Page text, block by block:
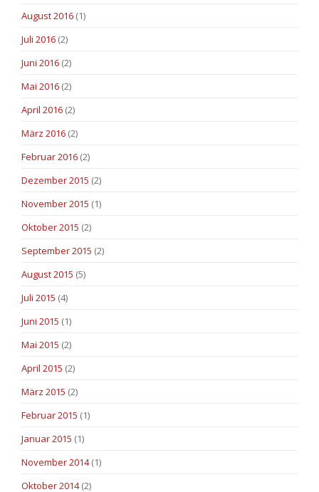
August 2016 (1)
Juli 2016 (2)
Juni 2016 (2)
Mai 2016 (2)
April 2016 (2)
März 2016 (2)
Februar 2016 (2)
Dezember 2015 (2)
November 2015 (1)
Oktober 2015 (2)
September 2015 (2)
August 2015 (5)
Juli 2015 (4)
Juni 2015 (1)
Mai 2015 (2)
April 2015 (2)
März 2015 (2)
Februar 2015 (1)
Januar 2015 (1)
November 2014(1)
Oktober 2014(2)